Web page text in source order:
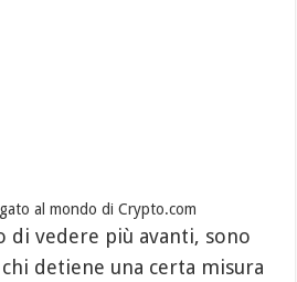
al mondo di Crypto.com
di vedere più avanti, sono
detiene una certa misura